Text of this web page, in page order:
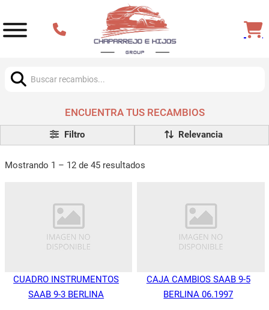
ENCUENTRA TUS RECAMBIOS
Filtro
Mostrando 1 – 12 de 45 resultados
CUADRO INSTRUMENTOS
SAAB 9-3 BERLINA
CAJA CAMBIOS SAAB 9-5
BERLINA 06.1997